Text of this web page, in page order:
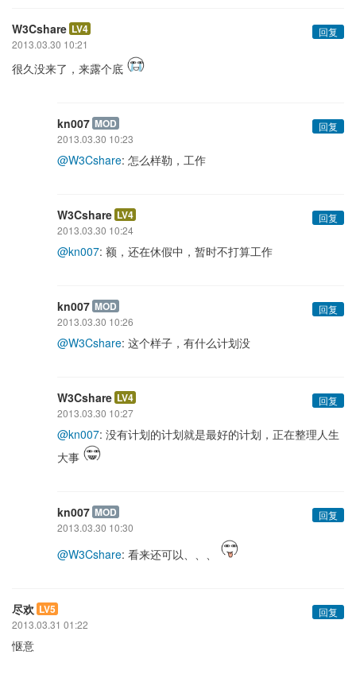
W3Cshare LV4
回复
2013.03.30 10:21
很久没来了，来露个底
kn007 MOD
回复
2013.03.30 10:23
@W3Cshare: 怎么样勒，工作
W3Cshare LV4
回复
2013.03.30 10:24
@kn007: 额，还在休假中，暂时不打算工作
kn007 MOD
回复
2013.03.30 10:26
@W3Cshare: 这个样子，有什么计划没
W3Cshare LV4
回复
2013.03.30 10:27
@kn007: 没有计划的计划就是最好的计划，正在整理人生
大事
kn007 MOD
回复
2013.03.30 10:30
@W3Cshare: 看来还可以、、、
尽欢 LV5
回复
2013.03.31 01:22
惬意